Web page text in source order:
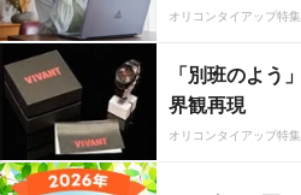
オリコンタイアップ特集
「別班のよう
界観再現
オリコンタイアップ特集